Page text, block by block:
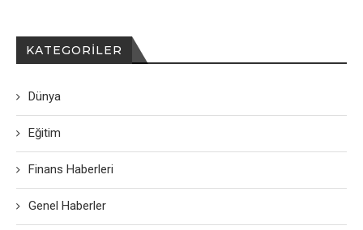
KATEGORILER
Dünya
Eğitim
Finans Haberleri
Genel Haberler